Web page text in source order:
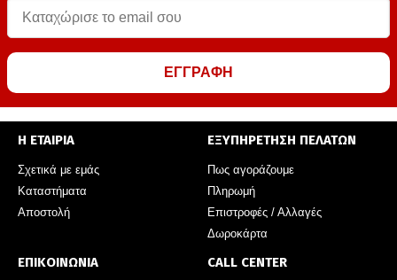
ΕΓΓΡΑΦΗ
Η ΕΤΑΙΡΙΑ
Σχετικά με εμάς
Καταστήματα
Αποστολή
ΕΞΥΠΗΡΕΤΗΣΗ ΠΕΛΑΤΩΝ
Πως αγοράζουμε
Πληρωμή
Επιστροφές / Αλλαγές
Δωροκάρτα
ΕΠΙΚΟΙΝΩΝΙΑ CALL CENTER